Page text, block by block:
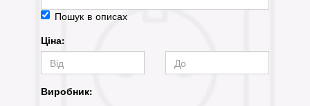
Пошук в описах
Ціна:
Виробник: